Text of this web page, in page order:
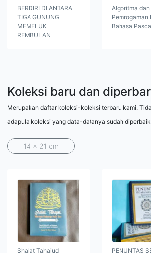
BERDIRI DI ANTARA
TIGA GUNUNG
MEMELUK
REMBULAN
Algoritma dan
Pemrogaman
Bahasa
Koleksi baru dan
Merupakan daftar koleksi-koleksi terbaru kami.
adapula koleksi yang data-datanya sudah
14 x 21 cm
Shalat Tahajud PENUNTAS